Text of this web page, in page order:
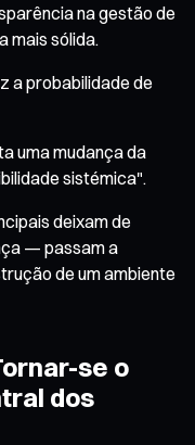
na gestão de
mais sólida.
a probabilidade de
uma mudança da
sistémica".
deixam de
— passam a
de um ambiente
se o
dos